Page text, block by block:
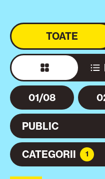
CATEGORII 1
PUBLIC
01/08
TOATE